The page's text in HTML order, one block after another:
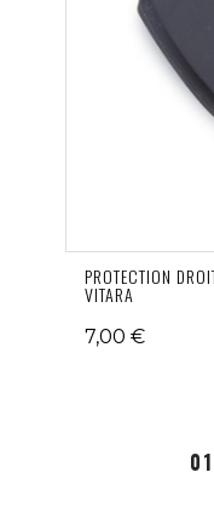
PROTECTION
VITARA
7,00 €
01